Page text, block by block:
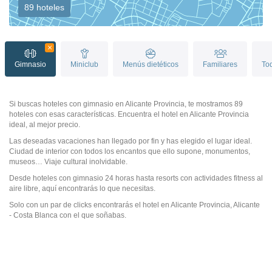
89 hoteles
Gimnasio Miniclub Menús dietéticos Familiares
Si buscas hoteles con gimnasio en Alicante Provincia, te mostramos 89
hoteles con esas características. Encuentra el hotel en Alicante Provincia
ideal, al mejor precio.
Las deseadas vacaciones han llegado por fin y has elegido el lugar ideal.
Ciudad de interior con todos los encantos que ello supone, monumentos,
museos… Viaje cultural inolvidable.
Desde hoteles con gimnasio 24 horas hasta resorts con actividades fitness al
aire libre, aquí encontrarás lo que necesitas.
Solo con un par de clicks encontrarás el hotel en Alicante Provincia, Alicante
- Costa Blanca con el que soñabas.